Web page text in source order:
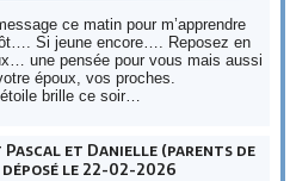
ce matin pour m’apprendre
Si jeune encore…. Reposez en
une pensée pour vous mais aussi
époux, vos proches.
brille ce soir…
et Danielle (parents de
le 22-02-2026